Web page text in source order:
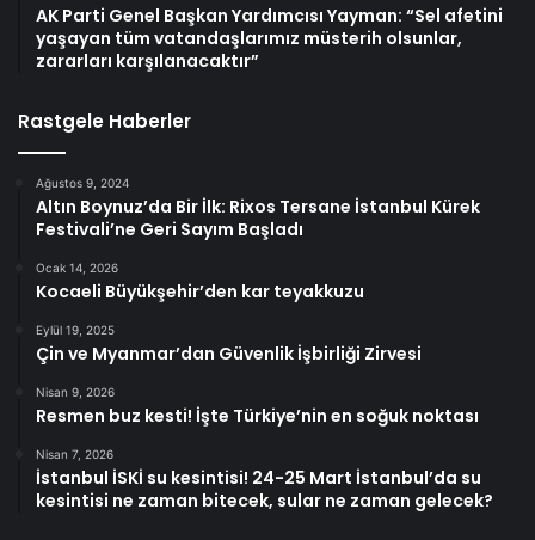
AK Parti Genel Başkan Yardımcısı Yayman: “Sel afetini
yaşayan tüm vatandaşlarımız müsterih olsunlar,
zararları karşılanacaktır”
Rastgele Haberler
Ağustos 9, 2024
Altın Boynuz’da Bir İlk: Rixos Tersane İstanbul Kürek
Festivali’ne Geri Sayım Başladı
Ocak 14, 2026
Kocaeli Büyükşehir’den kar teyakkuzu
Eylül 19, 2025
Çin ve Myanmar’dan Güvenlik İşbirliği Zirvesi
Nisan 9, 2026
Resmen buz kesti! İşte Türkiye’nin en soğuk noktası
Nisan 7, 2026
İstanbul İSKİ su kesintisi! 24-25 Mart İstanbul’da su
kesintisi ne zaman bitecek, sular ne zaman gelecek?